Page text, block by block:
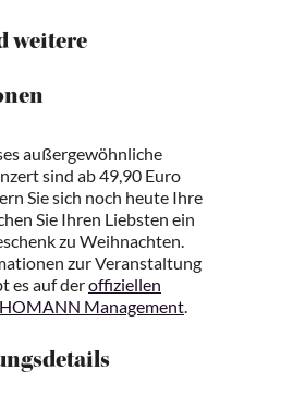
weitere
außergewöhnliche
sind ab 49,90 Euro
Sie sich noch heute Ihre
Sie Ihren Liebsten ein
zu Weihnachten.
zur Veranstaltung
es auf deroffiziellen
Management.